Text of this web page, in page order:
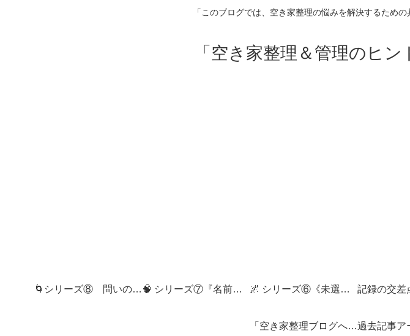
「このブログでは、空き家整理の悩みを解決するため
「空き家整理＆管理のヒ
🌀シリーズ⑧ 問いの狭間へ：記録社会とMemory Diveの世界へようこそ 🧠 シリーズ⑦『名前のない記憶』 🌌 シリーズ⑥《未選択の編集点》
「空き家整理ブログへようこそ！」